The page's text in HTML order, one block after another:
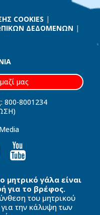
COOKIES |
ΔΕΔΟΜΕΝΩΝ |
μας
800-8001234
μητρικό γάλα είναι
για το βρέφος.
του μητρικού
την κάλυψη των